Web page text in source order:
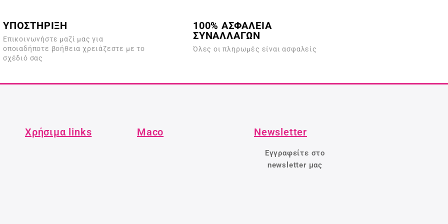
ΥΠΟΣΤΗΡΙΞΗ
Επικοινωνήστε μαζί μας για
οποιαδήποτε βοήθεια χρειάζεστε με το
σχέδιό σας
100% ΑΣΦΑΛΕΙΑ
ΣΥΝΑΛΛΑΓΩΝ
Όλες οι πληρωμές είναι ασφαλείς
Χρήσιμα links Maco Newsletter
Εγγραφείτε στο
newsletter μας